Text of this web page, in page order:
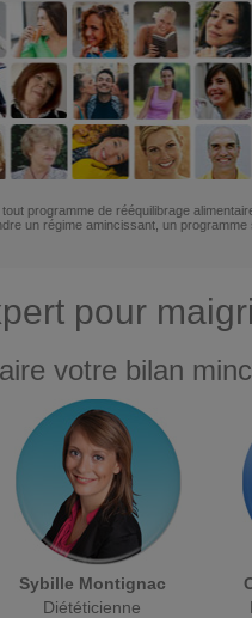
programme de rééquilibrage
un régime amincissant, un programme
pour
votre bilan
Sybille Montignac
Diététicienne